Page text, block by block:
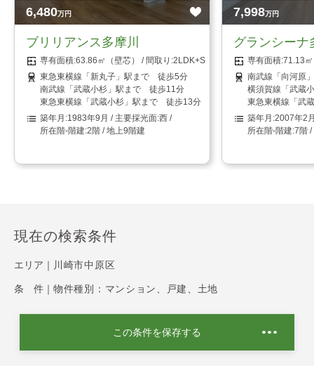
6,480万円
ブリリアンス多摩川
63.86㎡（壁芯）
2LDK+S（納戸）
東急東横線「新丸子」駅まで 徒歩5分
南武線「武蔵小杉」駅まで 徒歩11分
東急東横線「武蔵小杉」駅まで 徒歩13分
1983年9月
西
2階 / 地上9階建
7,998万円
グランシーナ
71.13
南武線「向河原
横須賀線「武蔵
東急東横線「武
2007年2
7階 /
現在の検索条件
エリア｜ 川崎市中原区
条 件｜ 物件種別：マンション、戸建、土地
この条件を保存する